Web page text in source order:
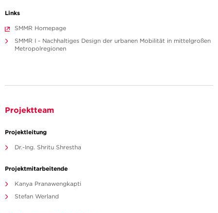
Links
SMMR Homepage
SMMR I - Nachhaltiges Design der urbanen Mobilität in mittelgroßen
Metropolregionen
Projektteam
Projektleitung
Dr.-Ing. Shritu Shrestha
Projektmitarbeitende
Kanya Pranawengkapti
Stefan Werland